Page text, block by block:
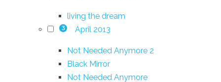
living the dream
3 April 2013
Not Needed Anymore 2
Black Mirror
Not Needed Anymore